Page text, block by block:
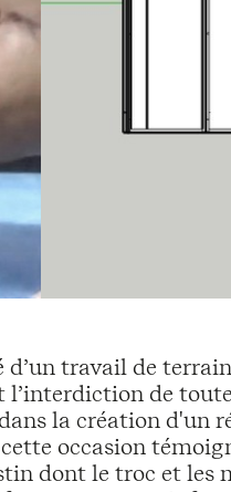
d’un travail de
de
la création d'un
occasion
dont le troc et les